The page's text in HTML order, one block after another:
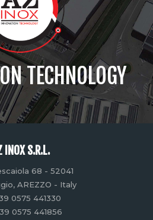
TECHNOLOGY
INOX S.R.L.
68 - 52041
AREZZO - Italy
0575 441330
0575 441856